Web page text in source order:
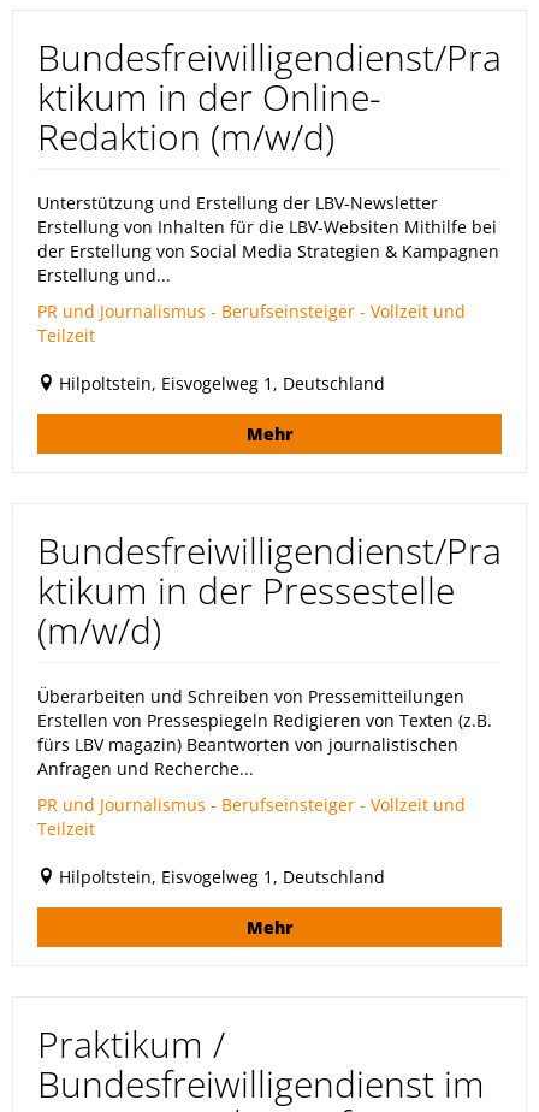
Bundesfreiwilligendienst/Pra
ktikum in der Online-
Redaktion (m/w/d)
Unterstützung und Erstellung der LBV-Newsletter
Erstellung von Inhalten für die LBV-Websiten Mithilfe bei
der Erstellung von Social Media Strategien & Kampagnen
Erstellung und...
PR und Journalismus - Berufseinsteiger - Vollzeit und
Teilzeit
Hilpoltstein, Eisvogelweg 1, Deutschland
Mehr
Bundesfreiwilligendienst/Pra
ktikum in der Pressestelle
(m/w/d)
Überarbeiten und Schreiben von Pressemitteilungen
Erstellen von Pressespiegeln Redigieren von Texten (z.B.
fürs LBV magazin) Beantworten von journalistischen
Anfragen und Recherche...
PR und Journalismus - Berufseinsteiger - Vollzeit und
Teilzeit
Hilpoltstein, Eisvogelweg 1, Deutschland
Mehr
Praktikum /
Bundesfreiwilligendienst im